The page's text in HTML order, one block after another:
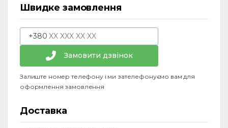
Швидке замовлення
+380
Замовити дзвінок
Залиште номер телефону і ми зателефонуємо вам для
оформлення замовлення
Доставка